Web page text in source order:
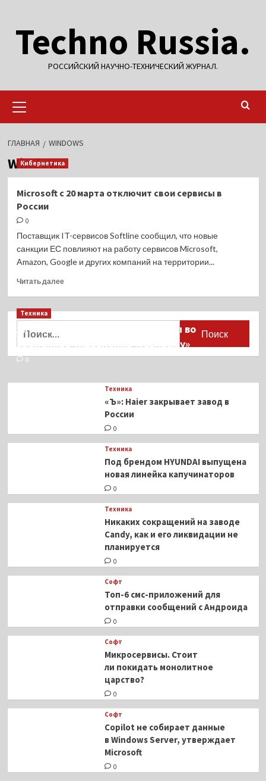
содержимому
Techno Russia.
РОССИЙСКИЙ НАУЧНО-ТЕХНИЧЕСКИЙ ЖУРНАЛ.
меню
ГЛАВНАЯ WINDOWS
Windows
Кибернетика
Microsoft с 20 марта отключит свои сервисы в
России
0
Поставщик IT-сервисов Softline сообщил, что новые
санкции ЕС повлияют на работу сервисов Microsoft,
Amazon, Google и других компаний на территории...
Читать далееПрочитать
Microsoft
марта
отключит
сервисы
Техника
Активы Ariston и Bosch переданы во
временное управление «Газпрому»
0
Техника
«Ъ»: Haier закрывает завод в
России
0
Техника
Под брендом HYUNDAI выпущена
новая линейка капучинаторов
0
Техника
Никаких сокращений на заводе
Candy, как и его ликвидации не
планируется
0
Софт
Топ-6 смс-приложений для
отправки сообщений с Андроида
0
Софт
Микросервисы. Стоит
ли покидать монолитное
царство?
0
Софт
Copilot не собирает данные
в Windows Server, утверждает
Microsoft
0